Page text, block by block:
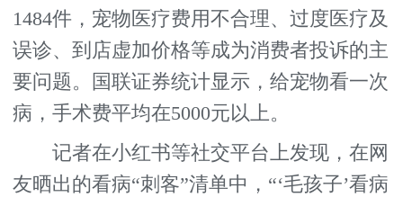
1484件，宠物医疗费用不合理、过度医疗及
误诊、到店虚加价格等成为消费者投诉的主
要问题。国联证券统计显示，给宠物看一次
病，手术费平均在5000元以上。
记者在小红书等社交平台上发现，在网
友晒出的看病“刺客”清单中，“‘毛孩子’看病